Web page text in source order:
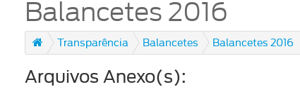
Balancetes 2016
Transparência Balancetes Balancetes 2016
Arquivos Anexo(s):